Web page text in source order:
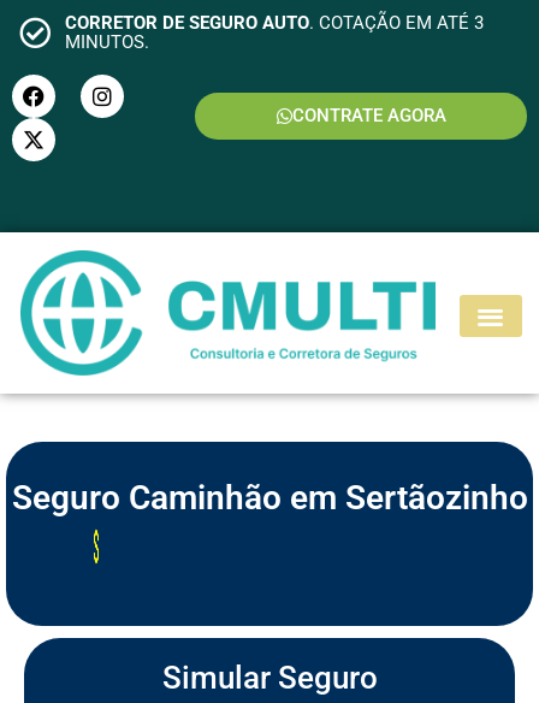
CORRETOR DE SEGURO AUTO. COTAÇÃO EM ATÉ 3
MINUTOS.
CONTRATE AGORA
SEGURO MOTO
Seguro Caminhão em Sertãozinho
S
Simular Seguro